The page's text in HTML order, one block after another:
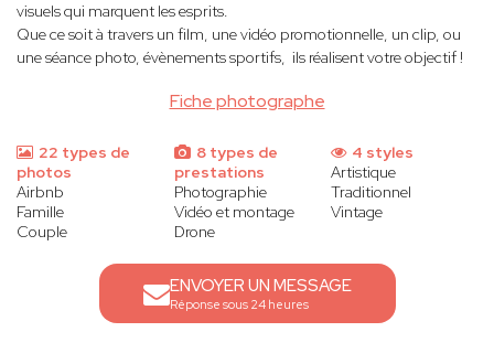
Fiche photographe
visuels qui marquent les esprits.
Que ce soit à travers un film, une vidéo promotionnelle, un clip, ou
une séance photo, évènements sportifs, ils réalisent votre objectif !
22 types de
photos
Airbnb
Famille
Couple
8 types de
prestations
Photographie
Vidéo et montage
Drone
4 styles
Artistique
Traditionnel
Vintage
ENVOYER UN MESSAGE
Réponse sous 24 heures